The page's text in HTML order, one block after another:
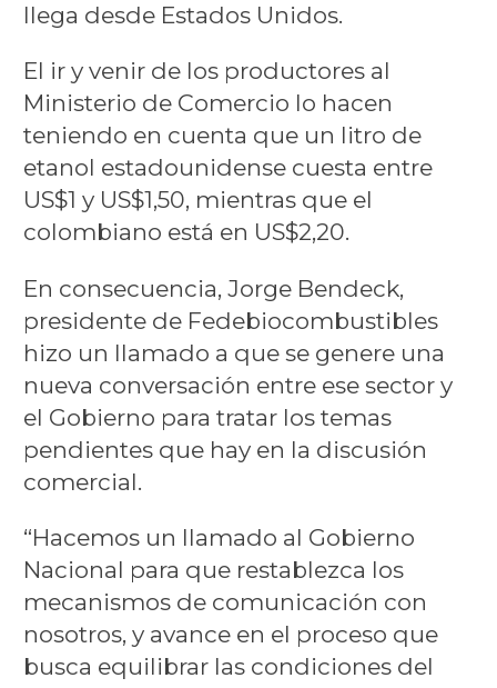
llega desde Estados Unidos.
El ir y venir de los productores al
Ministerio de Comercio lo hacen
teniendo en cuenta que un litro de
etanol estadounidense cuesta entre
US$1 y US$1,50, mientras que el
colombiano está en US$2,20.
En consecuencia, Jorge Bendeck,
presidente de Fedebiocombustibles
hizo un llamado a que se genere una
nueva conversación entre ese sector y
el Gobierno para tratar los temas
pendientes que hay en la discusión
comercial.
“Hacemos un llamado al Gobierno
Nacional para que restablezca los
mecanismos de comunicación con
nosotros, y avance en el proceso que
busca equilibrar las condiciones del